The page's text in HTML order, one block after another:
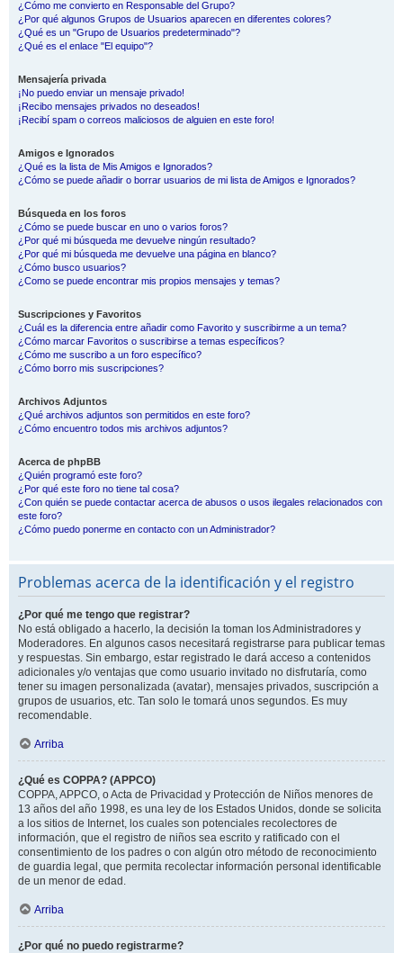
¿Cómo me convierto en Responsable del Grupo?
¿Por qué algunos Grupos de Usuarios aparecen en diferentes colores?
¿Qué es un "Grupo de Usuarios predeterminado"?
¿Qué es el enlace "El equipo"?
Mensajería privada
¡No puedo enviar un mensaje privado!
¡Recibo mensajes privados no deseados!
¡Recibí spam o correos maliciosos de alguien en este foro!
Amigos e Ignorados
¿Qué es la lista de Mis Amigos e Ignorados?
¿Cómo se puede añadir o borrar usuarios de mi lista de Amigos e Ignorados?
Búsqueda en los foros
¿Cómo se puede buscar en uno o varios foros?
¿Por qué mi búsqueda me devuelve ningún resultado?
¿Por qué mi búsqueda me devuelve una página en blanco?
¿Cómo busco usuarios?
¿Como se puede encontrar mis propios mensajes y temas?
Suscripciones y Favoritos
¿Cuál es la diferencia entre añadir como Favorito y suscribirme a un tema?
¿Cómo marcar Favoritos o suscribirse a temas específicos?
¿Cómo me suscribo a un foro específico?
¿Cómo borro mis suscripciones?
Archivos Adjuntos
¿Qué archivos adjuntos son permitidos en este foro?
¿Cómo encuentro todos mis archivos adjuntos?
Acerca de phpBB
¿Quién programó este foro?
¿Por qué este foro no tiene tal cosa?
¿Con quién se puede contactar acerca de abusos o usos ilegales relacionados con
este foro?
¿Cómo puedo ponerme en contacto con un Administrador?
Problemas acerca de la identificación y el registro
¿Por qué me tengo que registrar?
No está obligado a hacerlo, la decisión la toman los Administradores y
Moderadores. En algunos casos necesitará registrarse para publicar temas
y respuestas. Sin embargo, estar registrado le dará acceso a contenidos
adicionales y/o ventajas que como usuario invitado no disfrutaría, como
tener su imagen personalizada (avatar), mensajes privados, suscripción a
grupos de usuarios, etc. Tan solo le tomará unos segundos. Es muy
recomendable.
Arriba
¿Qué es COPPA? (APPCO)
COPPA, APPCO, o Acta de Privacidad y Protección de Niños menores de
13 años del año 1998, es una ley de los Estados Unidos, donde se solicita
a los sitios de Internet, los cuales son potenciales recolectores de
información, que el registro de niños sea escrito y ratificado con el
consentimiento de los padres o con algún otro método de reconocimiento
de guardia legal, que permita recolectar información personal identificable
de un menor de edad.
Arriba
¿Por qué no puedo registrarme?